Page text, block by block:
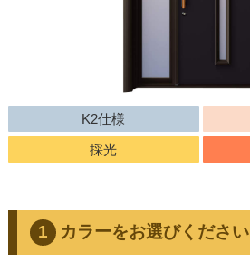
K2仕様
採光
カラーをお選びください